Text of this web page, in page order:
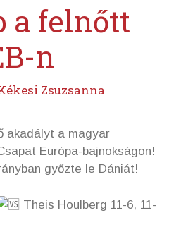
a felnőtt
n
Zsuzsanna
akadályt a magyar
Európa-bajnokságon!
győzte le Dániát!
Theis Houlberg 11-6, 11-